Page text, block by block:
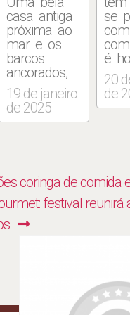
casa antiga
próxima ao
mar e os
barcos
ancorados,
com
varanda
fresca e
pinturas
praianas no
interior para
abrigar o
Casurca deu
19 de janeiro
de 2025
se
é
ao
São
20
de
coringa de comida
festival reunirá